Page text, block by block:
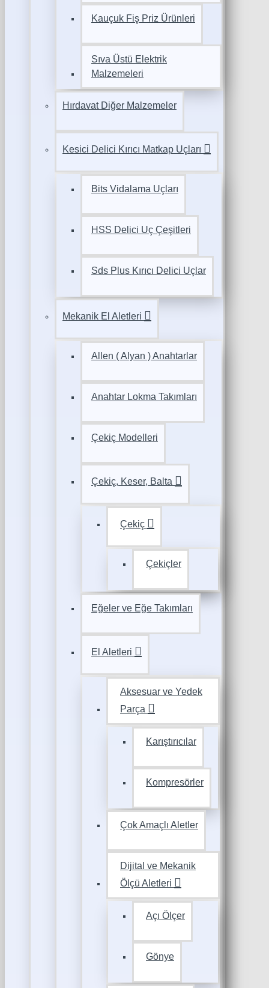
Kauçuk Fiş Priz Ürünleri
Sıva Üstü Elektrik
Malzemeleri
Hırdavat Diğer Malzemeler
Kesici Delici Kırıcı Matkap Uçları
Bits Vidalama Uçları
HSS Delici Uç Çeşitleri
Sds Plus Kırıcı Delici Uçlar
Mekanik El Aletleri
Allen ( Alyan ) Anahtarlar
Anahtar Lokma Takımları
Çekiç Modelleri
Çekiç, Keser, Balta
Çekiç
Çekiçler
Eğeler ve Eğe Takımları
El Aletleri
Aksesuar ve Yedek
Parça
Karıştırıcılar
Kompresörler
Çok Amaçlı Aletler
Dijital ve Mekanik
Ölçü Aletleri
Açı Ölçer
Gönye